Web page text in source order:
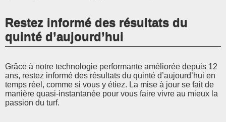
Restez informé des résultats du
quinté d’aujourd’hui
Grâce à notre technologie performante améliorée depuis 12
ans, restez informé des résultats du quinté d’aujourd’hui en
temps réel, comme si vous y étiez. La mise à jour se fait de
manière quasi-instantanée pour vous faire vivre au mieux la
passion du turf.